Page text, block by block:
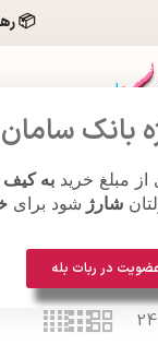
بانک سامان
مبلغ خرید به
شارژ شود برای
در ربات بله
📦
هنر قلاب بافی
24